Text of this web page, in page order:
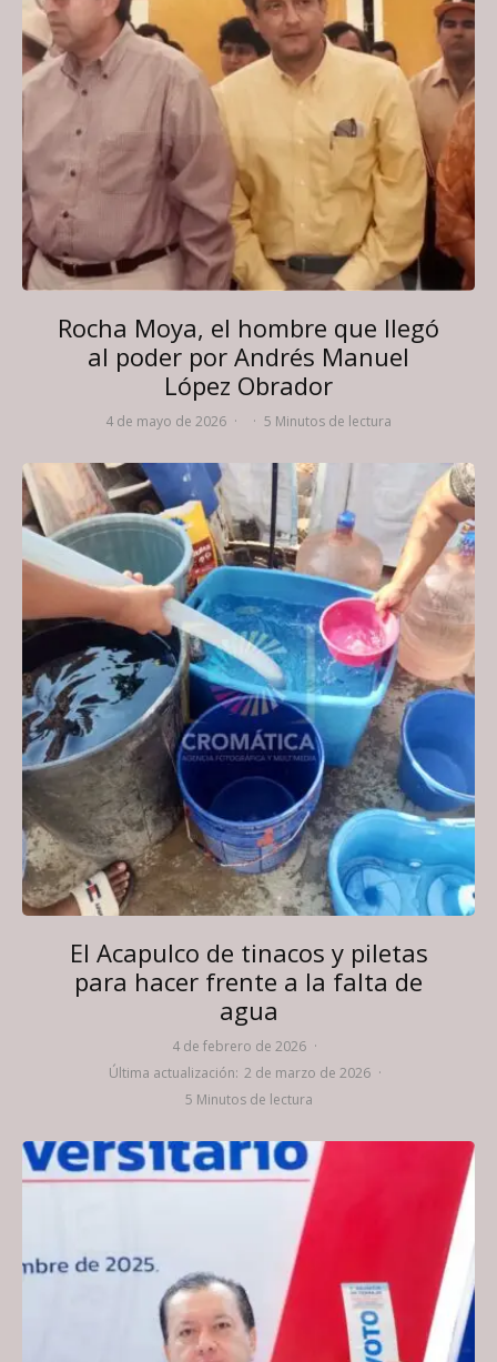
Rocha Moya, el hombre que llegó
al poder por Andrés Manuel
López Obrador
4 de mayo de 2026 · · 5 Minutos de lectura
El Acapulco de tinacos y piletas
para hacer frente a la falta de
agua
4 de febrero de 2026 ·
Última actualización: 2 de marzo de 2026 ·
5 Minutos de lectura